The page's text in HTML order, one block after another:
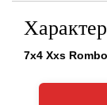
7x4 Xxs